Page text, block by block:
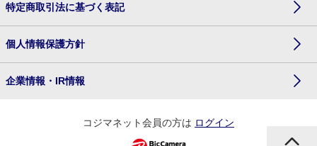
特定商取引法に基づく表記
個人情報保護方針
企業情報・IR情報
コジマネット会員の方は ログイン